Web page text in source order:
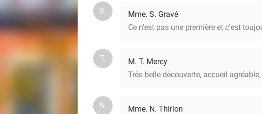
S.
Mme. S. Gravé
Ce n'est pas une première et c'est
T.
M. T. Mercy
Très belle découverte, accueil
N.
Mme. N. Thirion